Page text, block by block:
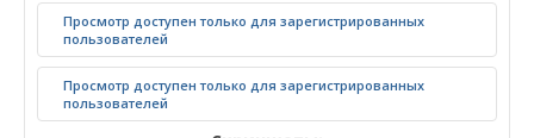
Просмотр доступен только для зарегистрированных
пользователей
Просмотр доступен только для зарегистрированных
пользователей